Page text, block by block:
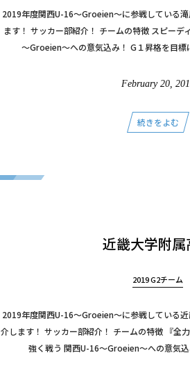
2019年度関西U-16～Groeien～に参戦している
ます！ サッカー部紹介！ チームの特徴 スピーデ
～Groeien～への意気込み！ G１昇格を目標
February 20,
続きをよむ
近畿大学附属
2019 G2チーム
2019年度関西U-16～Groeien～に参戦している
介します！ サッカー部紹介！ チームの特徴 『全
強く戦う 関西U-16～Groeien～への意気